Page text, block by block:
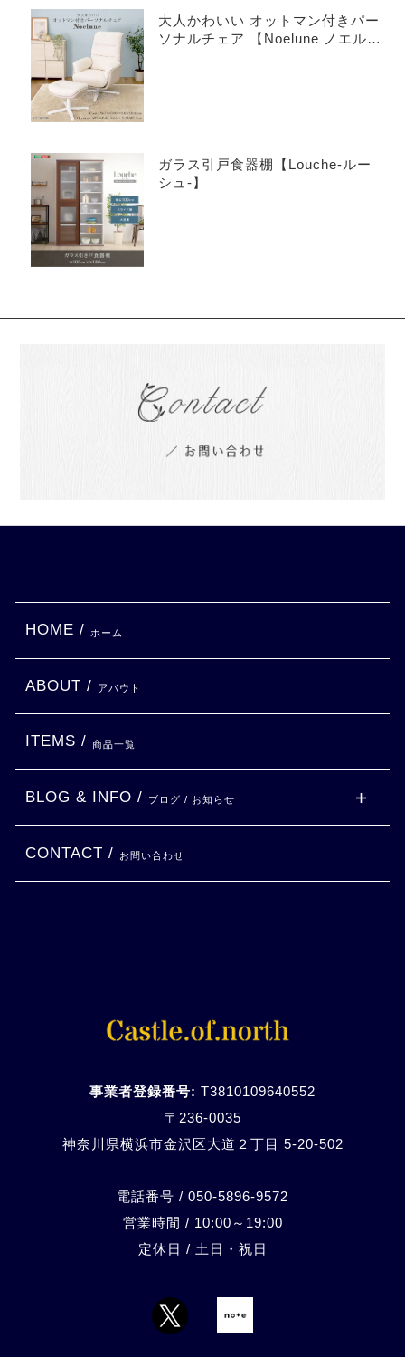
大人かわいい オットマン付きパー
ソナルチェア 【Noelune ノエル
ガラス引戸食器棚【Louche-ルー
シュ-】
事業者登録番号: T3810109640552
〒236-0035
神奈川県横浜市金沢区大道２丁目 5-20-502
電話番号 / 050-5896-9572
営業時間 / 10:00～19:00
定休日 / 土日・祝日
HOME / ホーム
ABOUT / アバウト
ITEMS / 商品一覧
BLOG & INFO / ブログ / お知らせ
CONTACT / お問い合わせ